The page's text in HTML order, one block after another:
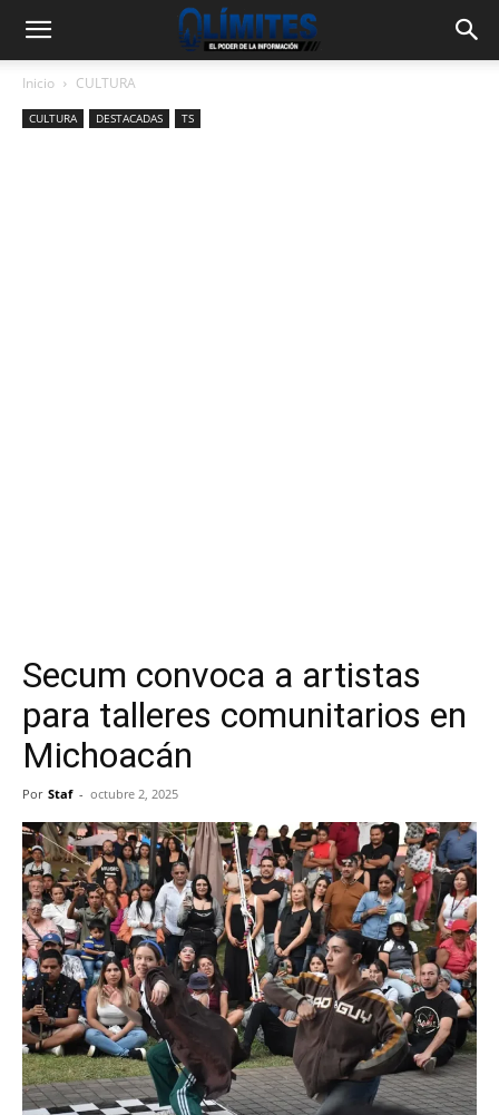
Inicio CULTURA
CULTURA DESTACADAS TS
Secum convoca a artistas
para talleres comunitarios en
Michoacán
Por Staf - octubre 2, 2025